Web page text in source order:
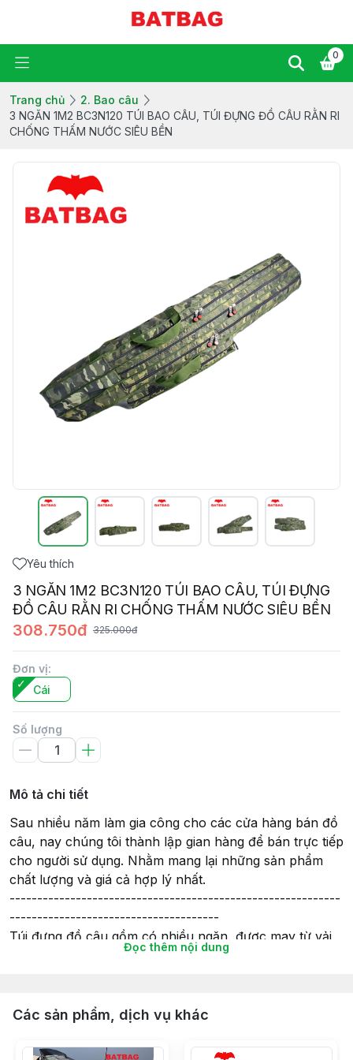
0
Trang chủ
2. Bao câu
3 NGĂN 1M2 BC3N120 TÚI BAO CÂU, TÚI ĐỰNG ĐỒ CÂU RẰN RI
CHỐNG THẤM NƯỚC SIÊU BỀN
Yêu thích
3 NGĂN 1M2 BC3N120 TÚI BAO CÂU, TÚI ĐỰNG
ĐỒ CÂU RẰN RI CHỐNG THẤM NƯỚC SIÊU BỀN
308.750đ 325.000đ
Đơn vị:
Cái
Số lượng
Mô tả chi tiết
Sau nhiều năm làm gia công cho các cửa hàng bán đồ
câu, nay chúng tôi thành lập gian hàng để bán trực tiếp
cho người sử dụng. Nhằm mang lại những sản phẩm
chất lượng và giá cả hợp lý nhất.
------------------------------------------------------------
--------------------------------------
Túi đựng đồ câu gồm có nhiều ngăn, được may từ vải
bố phủ PVC rất dày, chắc chắn và mang lại độ bền
ngăn, 4 ngăn thoải mái đựng cần và phụ kiện.
-------------------------------------
Đọc thêm nội dung
Các sản phẩm, dịch vụ khác